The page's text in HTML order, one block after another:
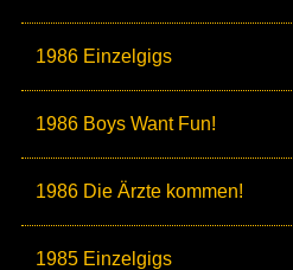
1986 Einzelgigs
1986 Boys Want Fun!
1986 Die Ärzte kommen!
1985 Einzelgigs